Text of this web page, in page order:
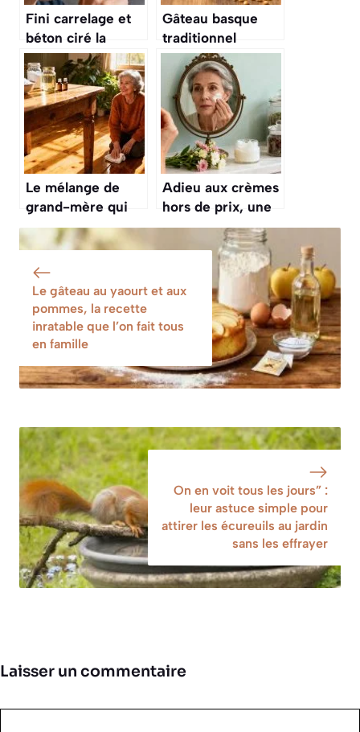
Fini carrelage et
béton ciré la
nouvelle tendance
sol de 2026 casse
tous les codes
Gâteau basque
traditionnel
découvrez la
recette
authentique
Le mélange de
grand-mère qui
redonne de l’éclat
aux sols la
méthode simple
validée par l’usage
Adieu aux crèmes
hors de prix, une
recette maison au
collagène pour
une peau plus
lisse après 60 ans
Le gâteau au yaourt et aux
pommes, la recette
inratable que l’on fait tous
en famille
On en voit tous les jours” :
leur astuce simple pour
attirer les écureuils au jardin
sans les effrayer
Laisser un commentaire